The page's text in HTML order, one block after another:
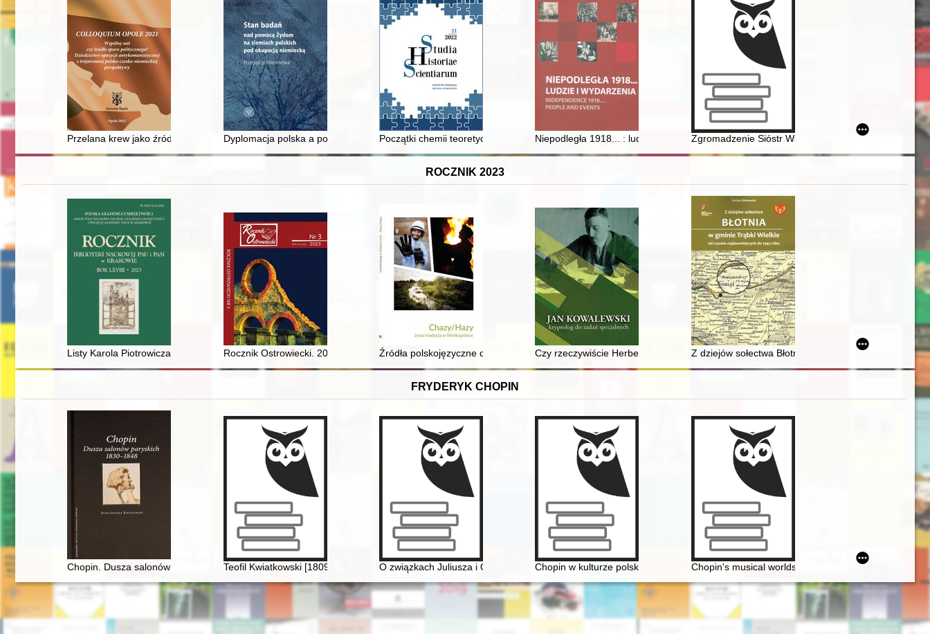
Przelana krew jako źródło legendy opozycji komunistycznej w państwach bloku wschodniego
Dyplomacja polska a pomoc udzielana Żydom na ziemiach polskich pod okupacją niemiecką w latach 1939-1945 : stan badań
Początki chemii teoretycznej w Polsce : rola Profesora Kazimierza Gumińskiego = Origins of theoretical chemistry in Poland
Niepodległa 1918... : ludzie i wydarzenia = Independence 1918... : people and events
Zgromadzenie Sióstr Wspólnej Pracy od
ROCZNIK 2023
Listy Karola Piotrowicza do Władysława Semkowicza z lat 1924–1938 ze zbiorów Biblioteki Jagiellońskiej w Krakowie
Rocznik Ostrowiecki. 2023, nr 3 Źródła polskojęzyczne dotyczące ChazówCzy rzeczywiście Herbert O. Yardley wygrał kryptograficzny pojedynek z Janem
Z dziejów sołectwa Błotnia w gminie Trąbki Wielkie
FRYDERYK CHOPIN
Chopin. Dusza salonów paryskich 1830-1848Teofil Kwiatkowski [1809-1891] i ChopinO związkach Juliusza i Oskara Kolbergów z Fryderykiem Chopinem
Chopin w kulturze polskiej Chopin's musical worlds the 1840's